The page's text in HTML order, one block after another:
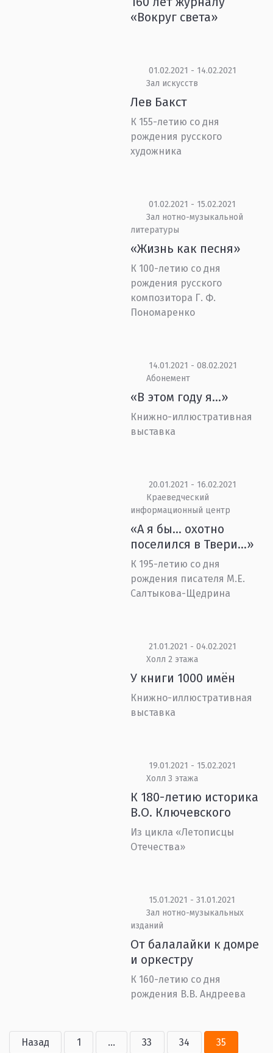
«Вокруг света»
01.02.2021 - 14.02.2021
Зал искусств
Лев Бакст
К 155-летию со дня
рождения русского
художника
01.02.2021 - 15.02.2021
Зал нотно-музыкальной
литературы
«Жизнь как песня»
К 100-летию со дня
рождения русского
композитора Г. Ф.
Пономаренко
14.01.2021 - 08.02.2021
Абонемент
«В этом году я...»
Книжно-иллюстративная
выставка
20.01.2021 - 16.02.2021
Краеведческий
информационный центр
«А я бы... охотно
поселился в Твери...»
К 195-летию со дня
рождения писателя М.Е.
Салтыкова-Щедрина
21.01.2021 - 04.02.2021
Холл 2 этажа
У книги 1000 имён
Книжно-иллюстративная
выставка
19.01.2021 - 15.02.2021
Холл 3 этажа
К 180-летию историка
В.О. Ключевского
Из цикла «Летописцы
Отечества»
15.01.2021 - 31.01.2021
Зал нотно-музыкальных
изданий
От балалайки к домре
и оркестру
К 160-летию со дня
рождения В.В. Андреева
Назад 1 ... 33 34 35